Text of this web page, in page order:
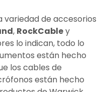
variedad de accesorios
, RockCabley
lo indican, todo lo
están hecho
los cables de
están hecho